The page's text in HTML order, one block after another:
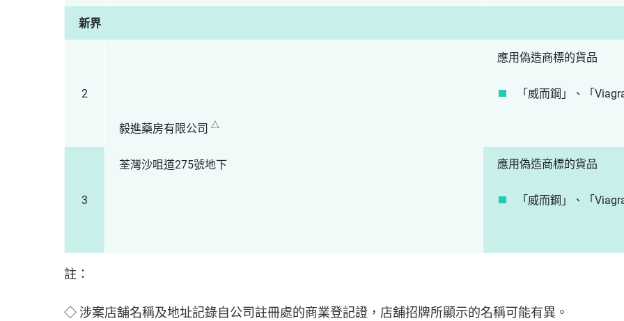
新界
2
毅進藥房有限公司 △
荃灣沙咀道275號地下
應用偽造商標的貨品
「威而鋼」、「Viagra
3
應用偽造商標的貨品
「威而鋼」、「Viagra
註：
◇ 涉案店舖名稱及地址記錄自公司註冊處的商業登記證，店舖招牌所顯示的名稱可能有異。